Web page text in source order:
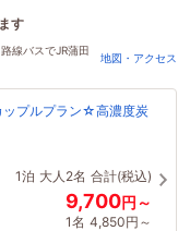
す
た
線バスでJR蒲田
地図・アクセス
ップルプラン☆高濃度炭
1泊 大人2名 合計(税込)
9,700円～
1名 4,850円～